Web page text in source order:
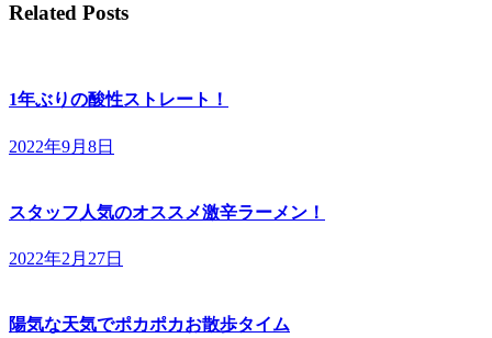
Related Posts
1年ぶりの酸性ストレート！
2022年9月8日
スタッフ人気のオススメ激辛ラーメン！
2022年2月27日
陽気な天気でポカポカお散歩タイム